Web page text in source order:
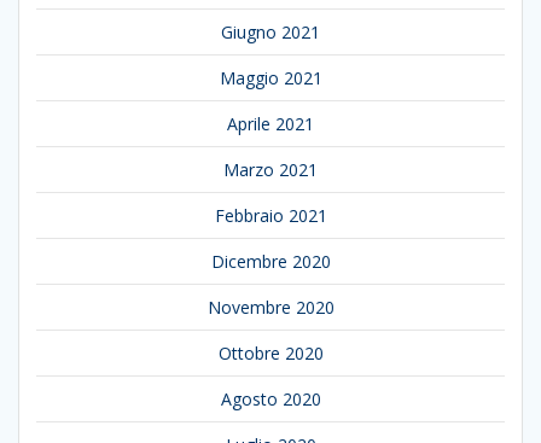
Giugno 2021
Maggio 2021
Aprile 2021
Marzo 2021
Febbraio 2021
Dicembre 2020
Novembre 2020
Ottobre 2020
Agosto 2020